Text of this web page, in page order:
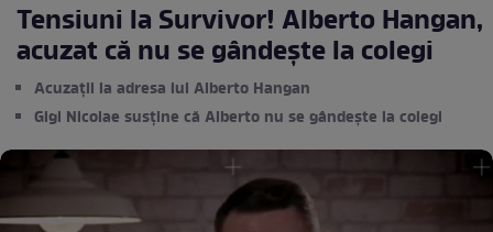
Tensiuni la Survivor! Alberto Hangan,
acuzat că nu se gândește la colegi
Acuzații la adresa lui Alberto Hangan
Gigi Nicolae susține că Alberto nu se gândește la colegi